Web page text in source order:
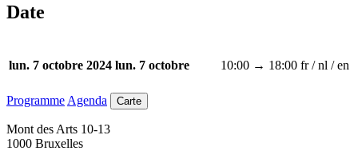
Date
lun. 7 octobre 2024 lun. 7 octobre 10:00 → 18:00 fr / nl / en
Programme Agenda Carte
Mont des Arts 10-13
1000 Bruxelles